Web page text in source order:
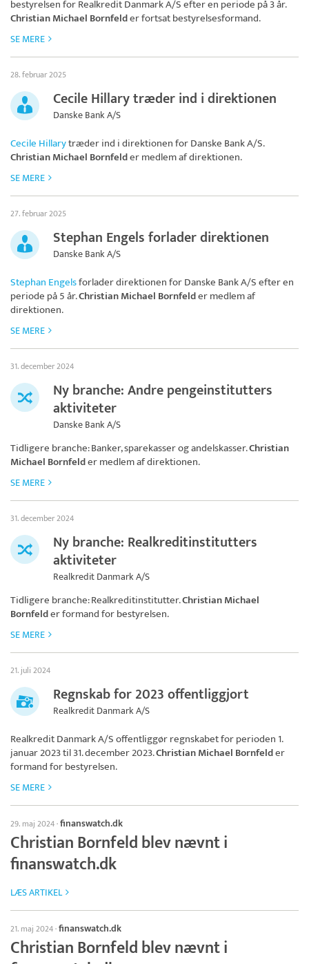
bestyrelsen forRealkredit Danmark A/Sefter en periode på 3 år.
Christian Michael Bornfelder fortsat bestyrelsesformand.
SE MERE
28. februar 2025
Cecile Hillary træder ind i direktionen
Danske Bank A/S
Cecile Hillarytræder ind i direktionen forDanske Bank A/S.
Christian Michael Bornfelder medlem af direktionen.
SE MERE
27. februar 2025
Stephan Engels forlader direktionen
Danske Bank A/S
Stephan Engelsforlader direktionen forDanske Bank A/Sefter en
periode på 5 år.Christian Michael Bornfelder medlem af
direktionen.
SE MERE
31. december 2024
Ny branche: Andre pengeinstitutters
aktiviteter
Danske Bank A/S
Tidligere branche: Banker, sparekasser og andelskasser.Christian
Michael Bornfelder medlem af direktionen.
SE MERE
31. december 2024
Ny branche: Realkreditinstitutters
aktiviteter
Realkredit Danmark A/S
Tidligere branche: Realkreditinstitutter.Christian Michael
Bornfelder formand for bestyrelsen.
SE MERE
21. juli 2024
Regnskab for 2023 offentliggjort
Realkredit Danmark A/S
Realkredit Danmark A/Soffentliggør regnskabet for perioden 1.
januar 2023 til 31. december 2023.Christian Michael Bornfelder
formand for bestyrelsen.
SE MERE
29. maj 2024·finanswatch.dk
Christian Bornfeld blev nævnt i
finanswatch.dk
LÆS ARTIKEL
21. maj 2024·finanswatch.dk
Christian Bornfeld blev nævnt i